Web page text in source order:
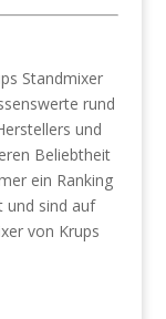
Standmixer
rund
und
Beliebtheit
ein Ranking
und sind auf
von Krups